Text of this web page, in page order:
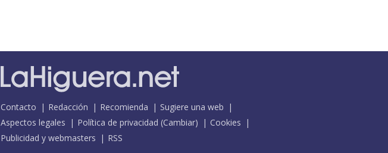
Contacto Redacción Recomienda
Sugiere una web
Aspectos legales
Política de privacidad (Cambiar)
Cookies
Publicidad y webmasters
RSS